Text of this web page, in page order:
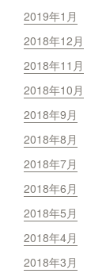
2019年1月
2018年12月
2018年11月
2018年10月
2018年9月
2018年8月
2018年7月
2018年6月
2018年5月
2018年4月
2018年3月